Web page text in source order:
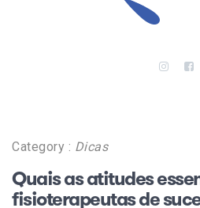
Category : Dicas
Quais as atitudes
fisioterapeutas de